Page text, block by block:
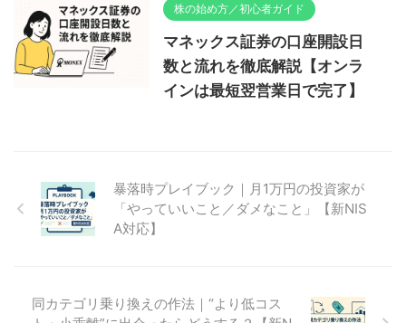
株の始め方／初心者ガイド
マネックス証券の口座開設日
数と流れを徹底解説【オンラ
インは最短翌営業日で完了】
暴落時プレイブック｜月1万円の投資家が
「やっていいこと／ダメなこと」【新NIS
A対応】
同カテゴリ乗り換えの作法｜“より低コス